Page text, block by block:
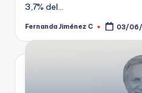
3,7% del…
Publicado
Fernanda Jiménez C 03/